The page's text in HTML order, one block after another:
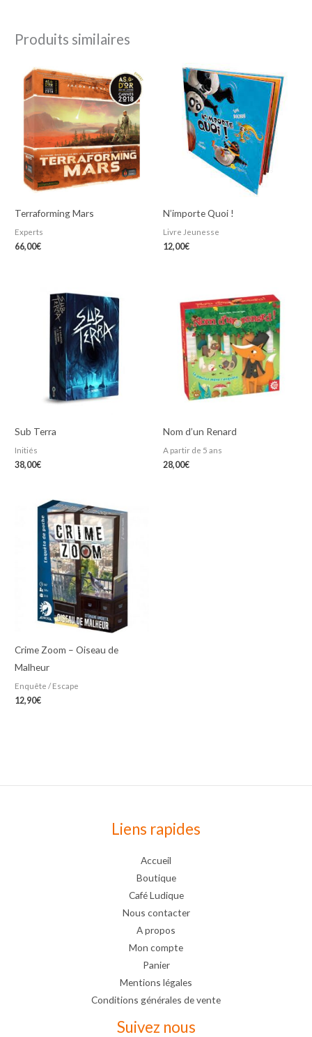
Produits similaires
Terraforming Mars
Experts
66,00€
N’importe Quoi !
Livre Jeunesse
12,00€
Sub Terra
Initiés
38,00€
Nom d’un Renard
A partir de 5 ans
28,00€
Crime Zoom – Oiseau de
Malheur
Enquête / Escape
12,90€
Liens rapides
Accueil
Boutique
Café Ludique
Nous contacter
A propos
Mon compte
Panier
Mentions légales
Conditions générales de vente
Suivez nous